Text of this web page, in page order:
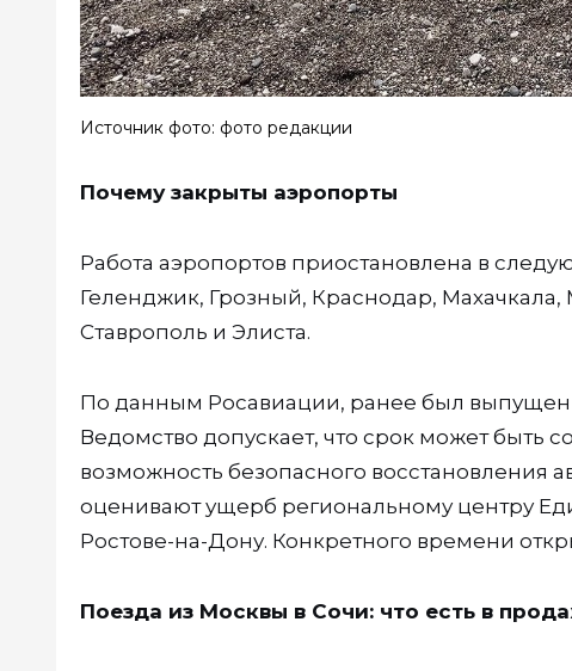
Источник фото: фото редакции
Почему закрыты аэропорты
Работа аэропортов приостановлена в
Геленджик, Грозный, Краснодар,
Ставрополь и Элиста.
По данным Росавиации, ранее был выпущен
Ведомство допускает, что срок может быть
возможность безопасного
оценивают ущерб региональному центру
Ростове-на-Дону. Конкретного времени
Поезда из Москвы в Сочи: что есть в